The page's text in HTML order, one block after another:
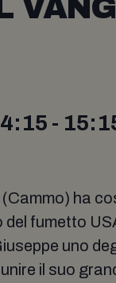
-
ha
del fumetto
uno
il suo